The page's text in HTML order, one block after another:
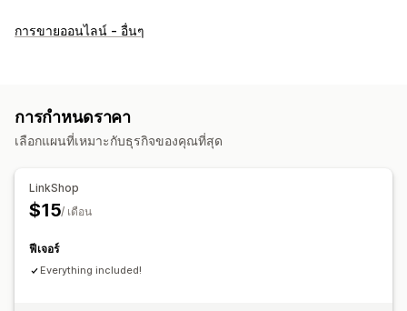
ประเภทหน้า
เครื่องมือแก้ไข
องค์ประกอบ
การเปลี่ยนรูปแบบตามการแสดงผลบนมือถือ
การขายออนไลน์ - อื่นๆ
การกำหนดราคา
เลือกแผนที่เหมาะกับธุรกิจของคุณที่สุด
LinkShop
$15/ เดือน
ฟีเจอร์
Everything included!